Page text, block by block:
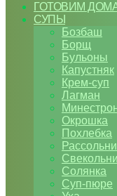
ГОТОВИМ
СУПЫ
Бозбаш
Борщ
Бульоны
Капустняк
Крем-суп
Лагман
Окрошка
Похлебка
Солянка
Суп-пюре